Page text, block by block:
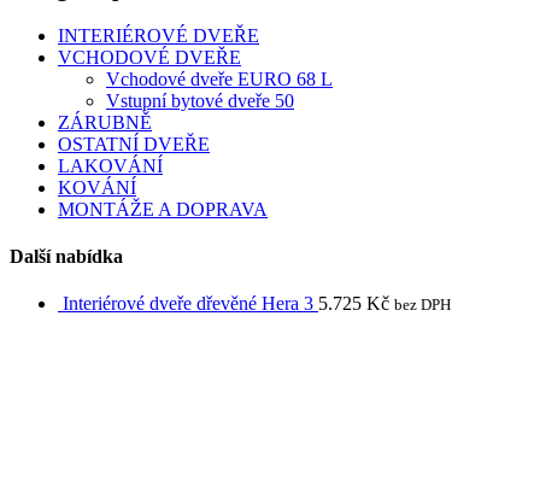
has
multiple
variants.
The
options
may
be
chosen
on
the
product
INTERIÉROVÉ DVEŘE
VCHODOVÉ DVEŘE
Vchodové dveře EURO 68 L
Vstupní bytové dveře 50
ZÁRUBNĚ
OSTATNÍ DVEŘE
LAKOVÁNÍ
KOVÁNÍ
MONTÁŽE A DOPRAVA
Další nabídka
Interiérové dveře dřevěné Hera 3 5.725 Kč bez DPH